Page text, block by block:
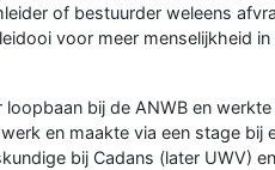
of bestuurder weleens
voor meer menselijkheid
bij de ANWB en
en maakte via een stage bij
bij Cadans (later UWV)